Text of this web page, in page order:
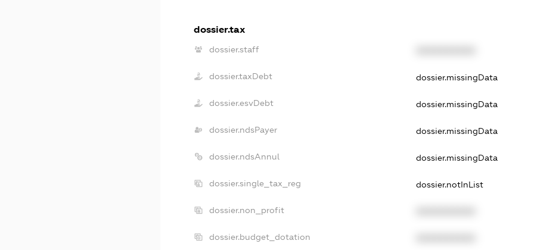
dossier.tax
dossier.staff
dossier.taxDebt dossier.missingData
dossier.esvDebt dossier.missingData
dossier.ndsPayer dossier.missingData
dossier.ndsAnnul dossier.missingData
dossier.single_tax_reg dossier.notInList
dossier.non_profit
dossier.budget_dotation